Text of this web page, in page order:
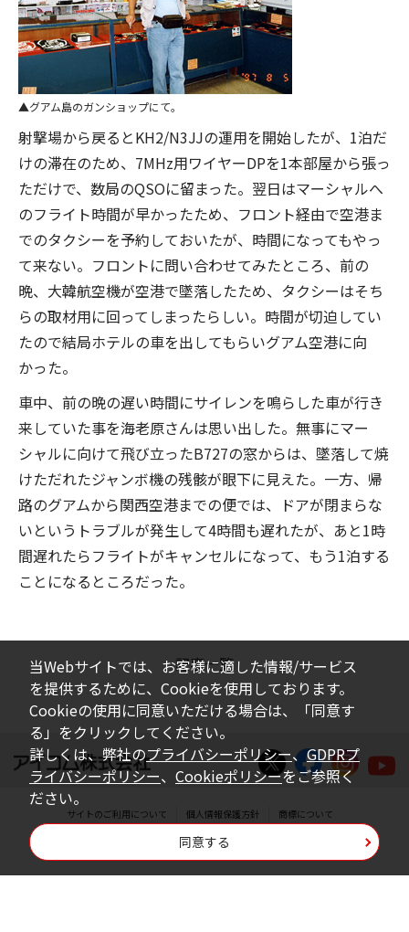
グアム島のガンショップにて。
射撃場から戻るとKH2/N3JJの運用を開始したが、1泊だ
けの滞在のため、7MHz用ワイヤーDPを1本部屋から張っ
ただけで、数局のQSOに留まった。翌日はマーシャルへ
のフライト時間が早かったため、フロント経由で空港ま
でのタクシーを予約しておいたが、時間になってもやっ
て来ない。フロントに問い合わせてみたところ、前の
晩、大韓航空機が空港で墜落したため、タクシーはそち
らの取材用に回ってしまったらしい。時間が切迫してい
たので結局ホテルの車を出してもらいグアム空港に向
かった。
車中、前の晩の遅い時間にサイレンを鳴らした車が行き
来していた事を海老原さんは思い出した。無事にマー
シャルに向けて飛び立ったB727の窓からは、墜落して焼
けただれたジャンボ機の残骸が眼下に見えた。一方、帰
路のグアムから関西空港までの便では、ドアが閉まらな
いというトラブルが発生して4時間も遅れたが、あと1時
間遅れたらフライトがキャンセルになって、もう1泊する
ことになるところだった。
記事一覧
サイトのご利用について 個人情報保護方針 商標について
Copyright © Icom Inc.
当Webサイトでは、お客様に適した情報/サービス
を提供するために、Cookieを使用しております。
Cookieの使用に同意いただける場合は、「同意す
る」をクリックしてください。
詳しくは、弊社のプライバシーポリシー、GDPRプ
ライバシーポリシー、 Cookieポリシーをご参照く
ださい。
同意する